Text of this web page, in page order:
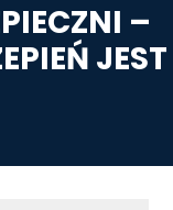
–
JEST